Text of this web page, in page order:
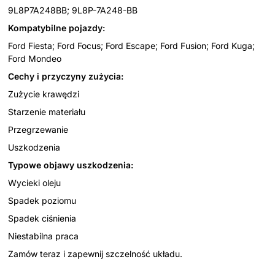
9L8P7A248BB; 9L8P-7A248-BB
Kompatybilne pojazdy:
Ford Fiesta; Ford Focus; Ford Escape; Ford Fusion; Ford Kuga;
Ford Mondeo
Cechy i przyczyny zużycia:
Zużycie krawędzi
Starzenie materiału
Przegrzewanie
Uszkodzenia
Typowe objawy uszkodzenia:
Wycieki oleju
Spadek poziomu
Spadek ciśnienia
Niestabilna praca
Zamów teraz i zapewnij szczelność układu.